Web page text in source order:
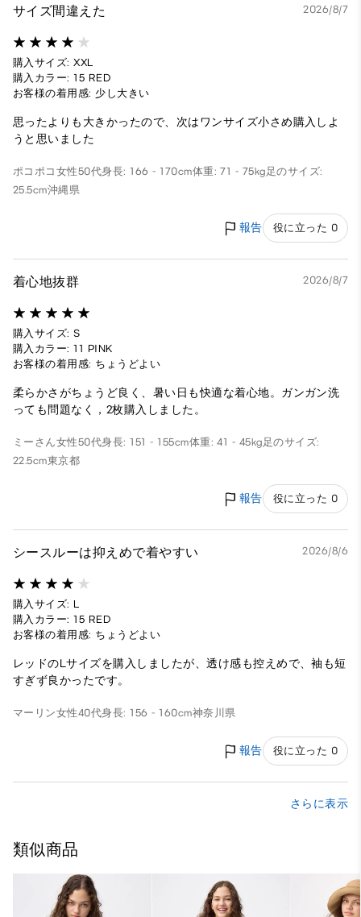
サイズ間違えた 2026/8/7
購入サイズ: XXL
購入カラー: 15 RED
お客様の着用感: 少し大きい
思ったよりも大きかったので、次はワンサイズ小さめ購入しよ
うと思いました
ポコポコ 女性50代身長: 166 - 170cm体重: 71 - 75kg 足のサイズ:
25.5cm沖縄県
報告 役に立った 0
着心地抜群 2026/8/7
購入サイズ: S
購入カラー: 11 PINK
お客様の着用感: ちょうどよい
柔らかさがちょうど良く、暑い日も快適な着心地。ガンガン洗
っても問題なく，2枚購入しました。
ミーさん女性50代身長: 151 - 155cm体重: 41 - 45kg 足のサイズ:
22.5cm東京都
報告 役に立った 0
シースルーは抑えめで着やすい 2026/8/6
購入サイズ: L
購入カラー: 15 RED
お客様の着用感: ちょうどよい
レッドのLサイズを購入しましたが、透け感も控えめで、袖も短
すぎず良かったです。
マーリン女性40代身長: 156 - 160cm神奈川県
報告 役に立った 0
さらに表示
類似商品